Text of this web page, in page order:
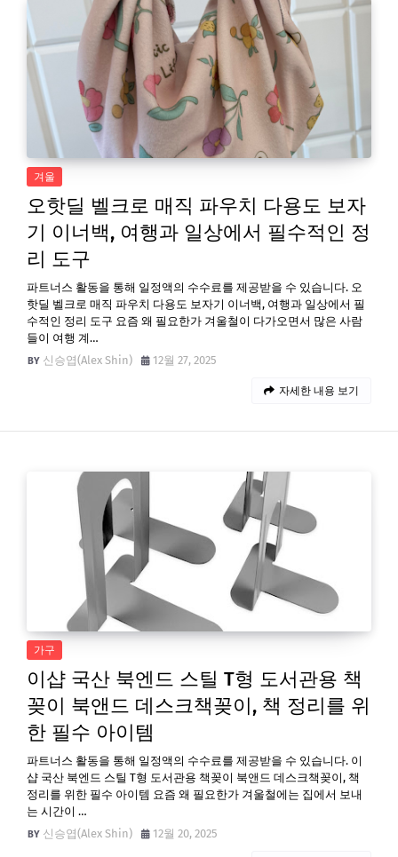
겨울
오핫딜 벨크로 매직 파우치 다용도 보자
기 이너백, 여행과 일상에서 필수적인 정
리 도구
파트너스 활동을 통해 일정액의 수수료를 제공받을 수 있습니다. 오
핫딜 벨크로 매직 파우치 다용도 보자기 이너백, 여행과 일상에서 필
수적인 정리 도구 요즘 왜 필요한가 겨울철이 다가오면서 많은 사람
들이 여행 계…
신승엽(Alex Shin)
12월 27, 2025
자세한 내용 보기
가구
이샵 국산 북엔드 스틸 T형 도서관용 책
꽂이 북앤드 데스크책꽂이, 책 정리를 위
한 필수 아이템
파트너스 활동을 통해 일정액의 수수료를 제공받을 수 있습니다. 이
샵 국산 북엔드 스틸 T형 도서관용 책꽂이 북앤드 데스크책꽂이, 책
정리를 위한 필수 아이템 요즘 왜 필요한가 겨울철에는 집에서 보내
는 시간이 …
신승엽(Alex Shin)
12월 20, 2025